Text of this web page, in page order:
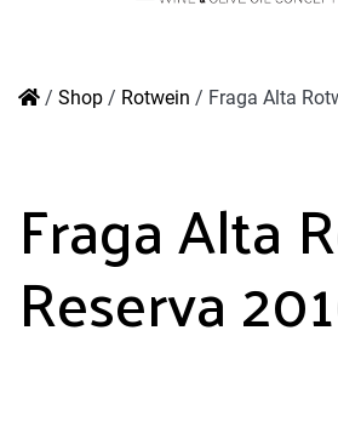
/ Shop / Rotwein / Fraga Alta
Fraga Alta
Reserva